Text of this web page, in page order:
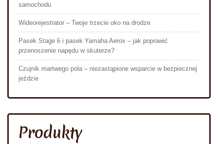
samochodu
Wideorejestrator – Twoje trzecie oko na drodze
Pasek Stage 6 i pasek Yamaha Aerox – jak poprawić
przenoszenie napędu w skuterze?
Czujnik martwego pola – niezastąpione wsparcie w bezpiecznej
jeździe
Produkty